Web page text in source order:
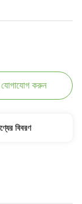
করুন
বিবরণ